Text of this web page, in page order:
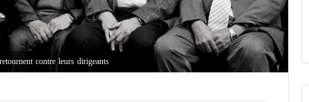
contre leurs dirigeants